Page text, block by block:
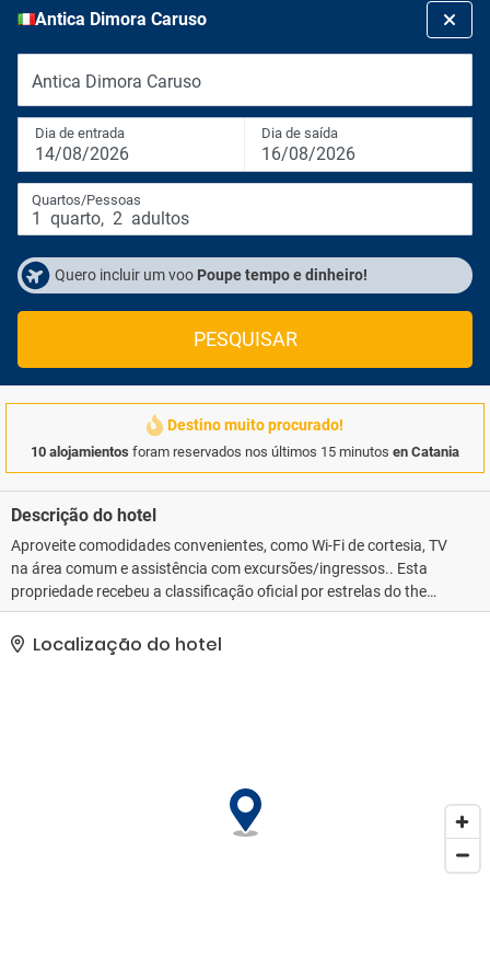
Antica Dimora Caruso
Antica Dimora Caruso
Dia de entrada
14/08/2026
Dia de saída
16/08/2026
Quartos/Pessoas
1 quarto, 2 adultos
Quero incluir um voo Poupe tempo e dinheiro!
PESQUISAR
Destino muito procurado!
10 alojamientos foram reservados nos últimos 15 minutos en Catania
Descrição do hotel
Aproveite comodidades convenientes, como Wi-Fi de cortesia, TV
na área comum e assistência com excursões/ingressos.. Esta
propriedade recebeu a classificação oficial por estrelas do the
local rating authority.. As comodidades presentes incluem serviço
de lavanderia e lavagem a seco, armazenamento para bagagem e
lavanderia. Mediante uma sobretaxa, os hóspedes podem utilizar
Localização do hotel